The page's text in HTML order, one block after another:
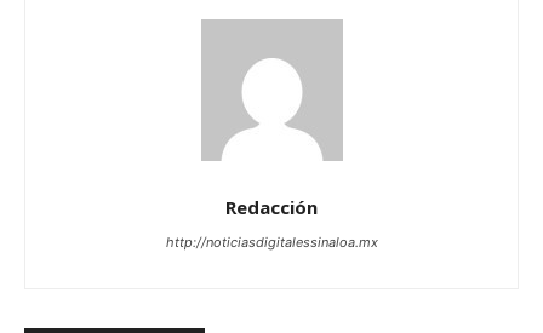
Redacción
http://noticiasdigitalessinaloa.mx